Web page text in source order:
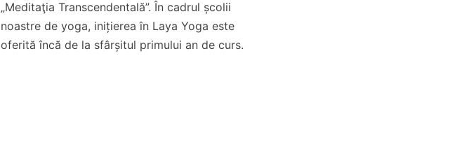
„Meditaţia Transcendentală”. În cadrul școlii
noastre de yoga, inițierea în Laya Yoga este
oferită încă de la sfârșitul primului an de curs.